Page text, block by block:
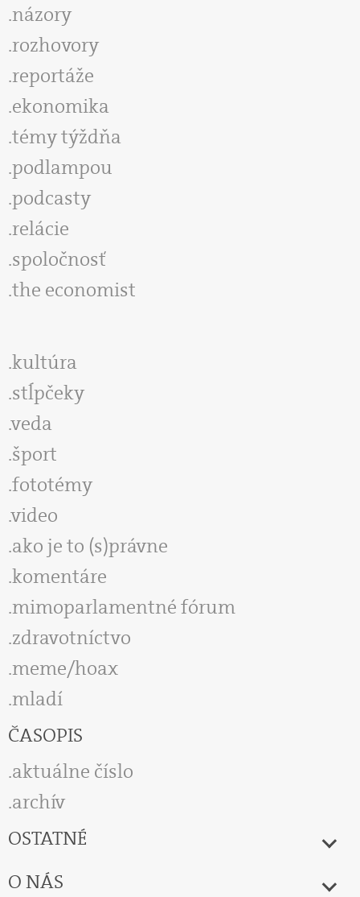
názory
rozhovory
reportáže
ekonomika
témy týždňa
podlampou
podcasty
relácie
spoločnosť
the economist
kultúra
stĺpčeky
veda
šport
fototémy
video
ako je to (s)právne
komentáre
mimoparlamentné fórum
zdravotníctvo
meme/hoax
mladí
ČASOPIS
aktuálne číslo
archív
OSTATNÉ
O NÁS